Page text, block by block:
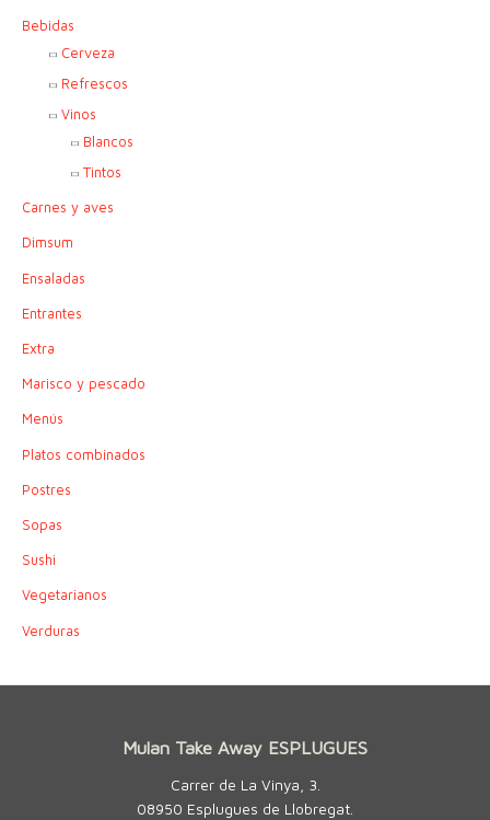
Bebidas
Cerveza
Refrescos
Vinos
Blancos
Tintos
Carnes y aves
Dimsum
Ensaladas
Entrantes
Extra
Marisco y pescado
Menús
Platos combinados
Postres
Sopas
Sushi
Vegetarianos
Verduras
Mulan Take Away ESPLUGUES
Carrer de La Vinya, 3.
08950 Esplugues de Llobregat.